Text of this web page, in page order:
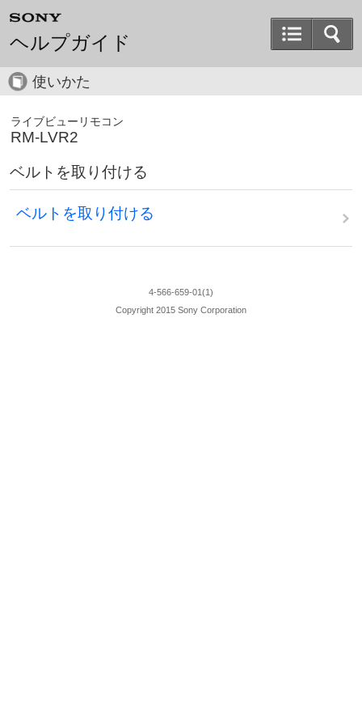
ヘルプガイド
使いかた
ライブビューリモコン
RM-LVR2
ベルトを取り付ける
ベルトを取り付ける
4-566-659-01(1)
Copyright 2015 Sony Corporation